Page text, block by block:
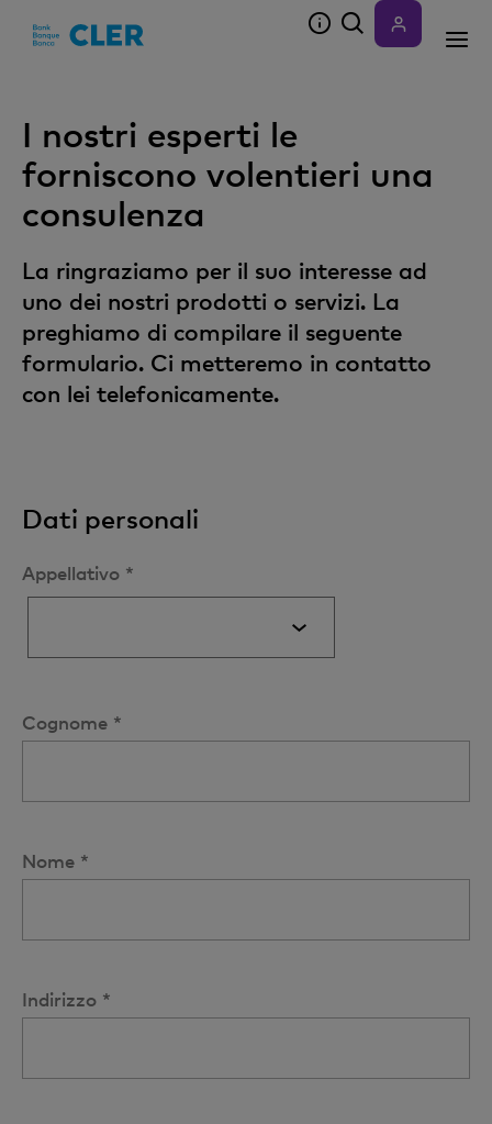
I nostri esperti le
forniscono volentieri una
consulenza
La ringraziamo per il suo interesse ad
uno dei nostri prodotti o servizi. La
preghiamo di compilare il seguente
formulario. Ci metteremo in contatto
con lei telefonicamente.
Dati personali
Appellativo *
Cognome *
Nome *
Indirizzo *